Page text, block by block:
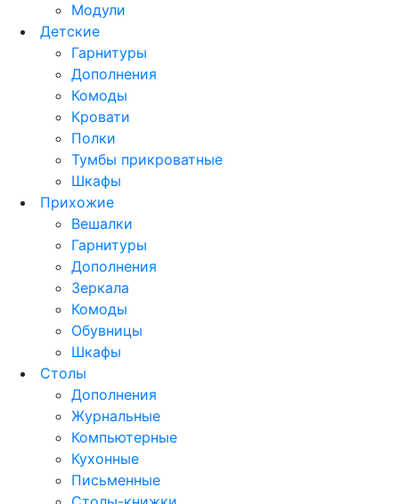
Модули
Детские
Гарнитуры
Дополнения
Комоды
Кровати
Полки
Тумбы прикроватные
Шкафы
Прихожие
Вешалки
Гарнитуры
Дополнения
Зеркала
Комоды
Обувницы
Шкафы
Столы
Дополнения
Журнальные
Компьютерные
Кухонные
Письменные